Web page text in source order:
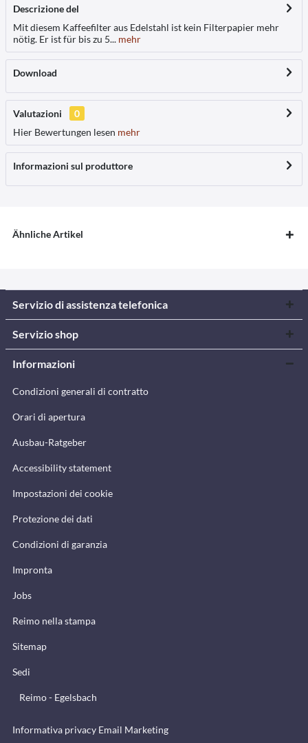
Descrizione del
Mit diesem Kaffeefilter aus Edelstahl ist kein Filterpapier mehr
nötig. Er ist für bis zu 5... mehr
Download
Valutazioni
0
Hier Bewertungen lesen mehr
Informazioni sul produttore
Ähnliche Artikel
Servizio di assistenza telefonica
Servizio shop
Informazioni
Condizioni generali di contratto
Orari di apertura
Ausbau-Ratgeber
Accessibility statement
Impostazioni dei cookie
Protezione dei dati
Condizioni di garanzia
Impronta
Jobs
Reimo nella stampa
Sitemap
Sedi
Reimo - Egelsbach
Informativa privacy Email Marketing